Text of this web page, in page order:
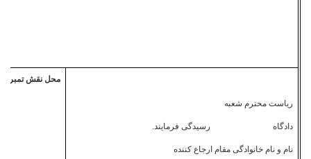
ریاست محترم شعبه
دادگاه رسیدگی فرمایند.
نام و نام خانوادگی مقام ارجاع کننده
محل نقش تمبر